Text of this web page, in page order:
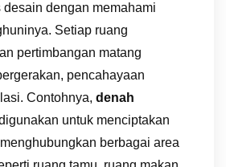
desain dengan memahami
Setiap ruang
pertimbangan matang
pencahayaan
Contohnya, denah
untuk menciptakan
berbagai area